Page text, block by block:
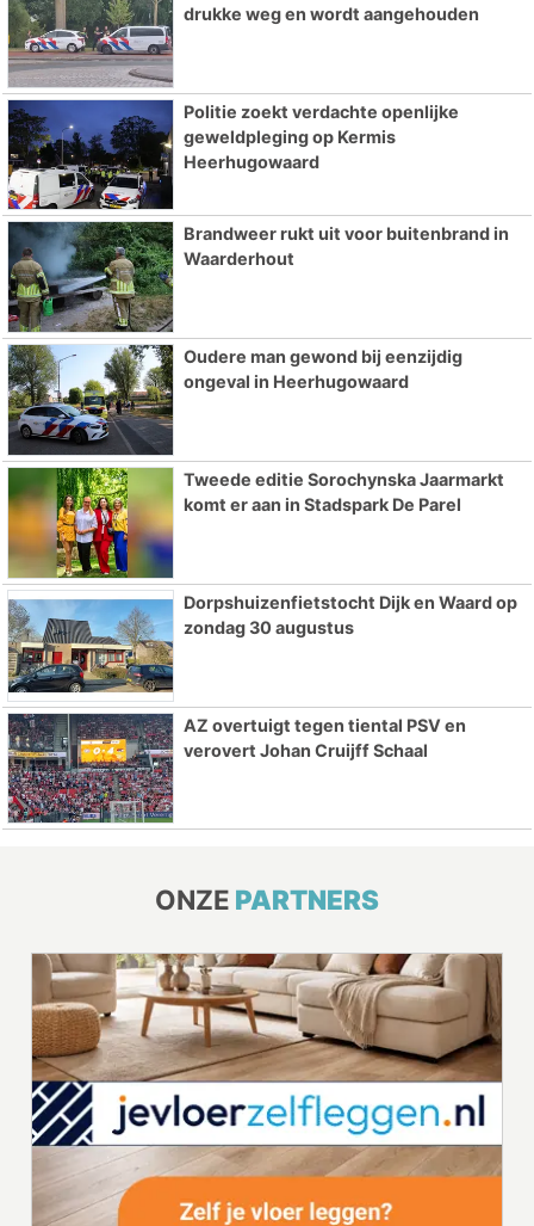
drukke weg en wordt aangehouden
Politie zoekt verdachte openlijke
geweldpleging op Kermis
Heerhugowaard
Brandweer rukt uit voor buitenbrand in
Waarderhout
Oudere man gewond bij eenzijdig
ongeval in Heerhugowaard
Tweede editie Sorochynska Jaarmarkt
komt er aan in Stadspark De Parel
Dorpshuizenfietstocht Dijk en Waard op
zondag 30 augustus
AZ overtuigt tegen tiental PSV en
verovert Johan Cruijff Schaal
ONZE PARTNERS